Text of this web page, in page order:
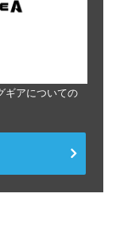
ギアについての